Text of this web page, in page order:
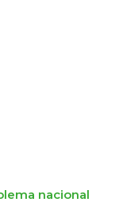
nacional